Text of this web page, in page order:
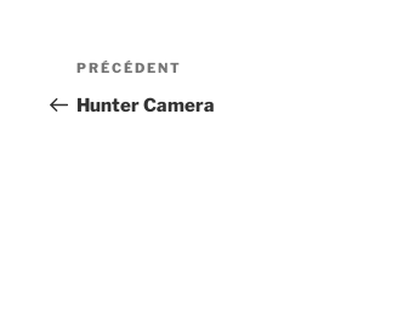
Navigation
de
Article
précédent
PRÉCÉDENT
Hunter Camera